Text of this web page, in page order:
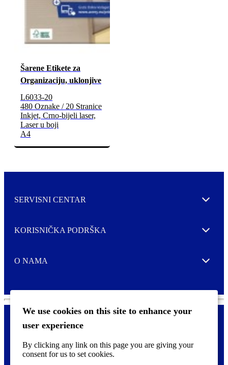
We use cookies on this site to enhance your
user experience
By clicking any link on this page you are giving your
consent for us to set cookies.
Šarene Etikete za
Organizaciju, uklonjive
L6033-20
480 Oznake / 20 Stranice
Inkjet, Crno-bijeli laser,
Laser u boji
A4
SERVISNI CENTAR Expand
KORISNIČKA PODRŠKA Expand
O NAMA Expand
o
Pravne i tzv. Cookie obavijesti